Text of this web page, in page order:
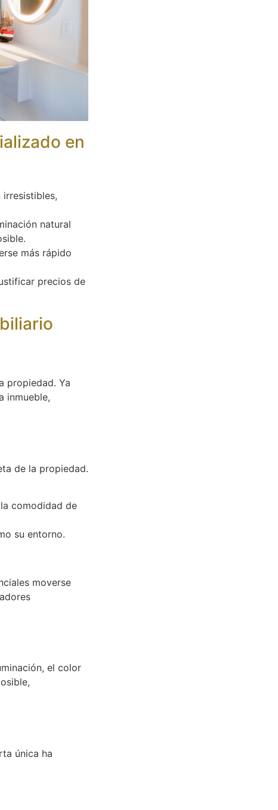
en
natural
más rápido
precios de
propiedad. Ya
inmueble,
de la propiedad.
comodidad de
su entorno.
moverse
el color
única ha